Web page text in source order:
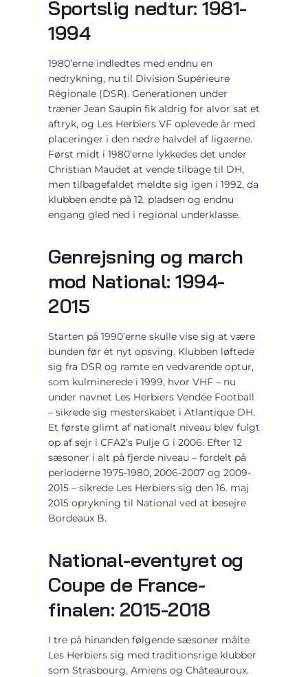
Sportslig nedtur: 1981-
1994
1980’erne indledtes med endnu en
nedrykning, nu til Division Supérieure
Régionale (DSR). Generationen under
træner Jean Saupin fik aldrig for alvor sat et
aftryk, og Les Herbiers VF oplevede år med
placeringer i den nedre halvdel af ligaerne.
Først midt i 1980’erne lykkedes det under
Christian Maudet at vende tilbage til DH,
men tilbagefaldet meldte sig igen i 1992, da
klubben endte på 12. pladsen og endnu
engang gled ned i regional underklasse.
Genrejsning og march
mod National: 1994-
2015
Starten på 1990’erne skulle vise sig at være
bunden før et nyt opsving. Klubben løftede
sig fra DSR og ramte en vedvarende optur,
som kulminerede i 1999, hvor VHF – nu
under navnet Les Herbiers Vendée Football
– sikrede sig mesterskabet i Atlantique DH.
Et første glimt af nationalt niveau blev fulgt
op af sejr i CFA2’s Pulje G i 2006. Efter 12
sæsoner i alt på fjerde niveau – fordelt på
perioderne 1975-1980, 2006-2007 og 2009-
2015 – sikrede Les Herbiers sig den 16. maj
2015 oprykning til National ved at besejre
Bordeaux B.
National-eventyret og
Coupe de France-
finalen: 2015-2018
I tre på hinanden følgende sæsoner målte
Les Herbiers sig med traditionsrige klubber
som Strasbourg, Amiens og Châteauroux.